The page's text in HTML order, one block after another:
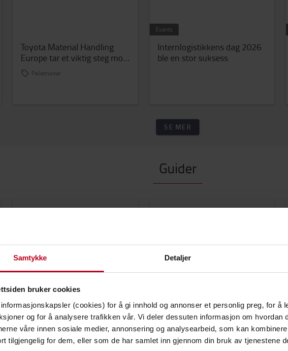
Samtykke Detaljer
bruker cookies
(cookies) for å gi innhold og annonser et personlig preg, for å
og for å analysere trafikken vår. Vi deler dessuten informasjon om hvordan
våre innen sosiale medier, annonsering og analysearbeid, som kan
tilgjengelig for dem, eller som de har samlet inn gjennom din bruk av tjenestene
Toyota Material Handling
Europe tar et viktig steg mot
netto null med SSAB Zero™-
stål
Palletrucker
Events
Internlogistikkens dag 2026
ble en stor suksess
SE MER
Guider
Våre trucker
How much can you save
with an electric forklift?
Elektriske motvektstrucker,
Motvektstrucker
Våre trucker
trenger en truck?